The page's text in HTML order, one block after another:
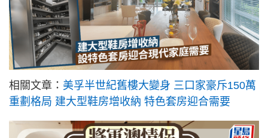
相關文章： 美孚半世紀舊樓大變身 三口家豪斥150萬
重劃格局 建大型鞋房增收納 特色套房迎合需要